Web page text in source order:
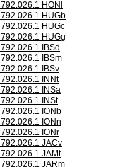
792.026.1 HONl
792.026.1 HUGb
792.026.1 HUGc
792.026.1 HUGg
792.026.1 IBSd
792.026.1 IBSm
792.026.1 IBSv
792.026.1 INNt
792.026.1 INSa
792.026.1 INSt
792.026.1 IONb
792.026.1 IONn
792.026.1 IONr
792.026.1 JACv
792.026.1 JAMt
792.026.1 JARm